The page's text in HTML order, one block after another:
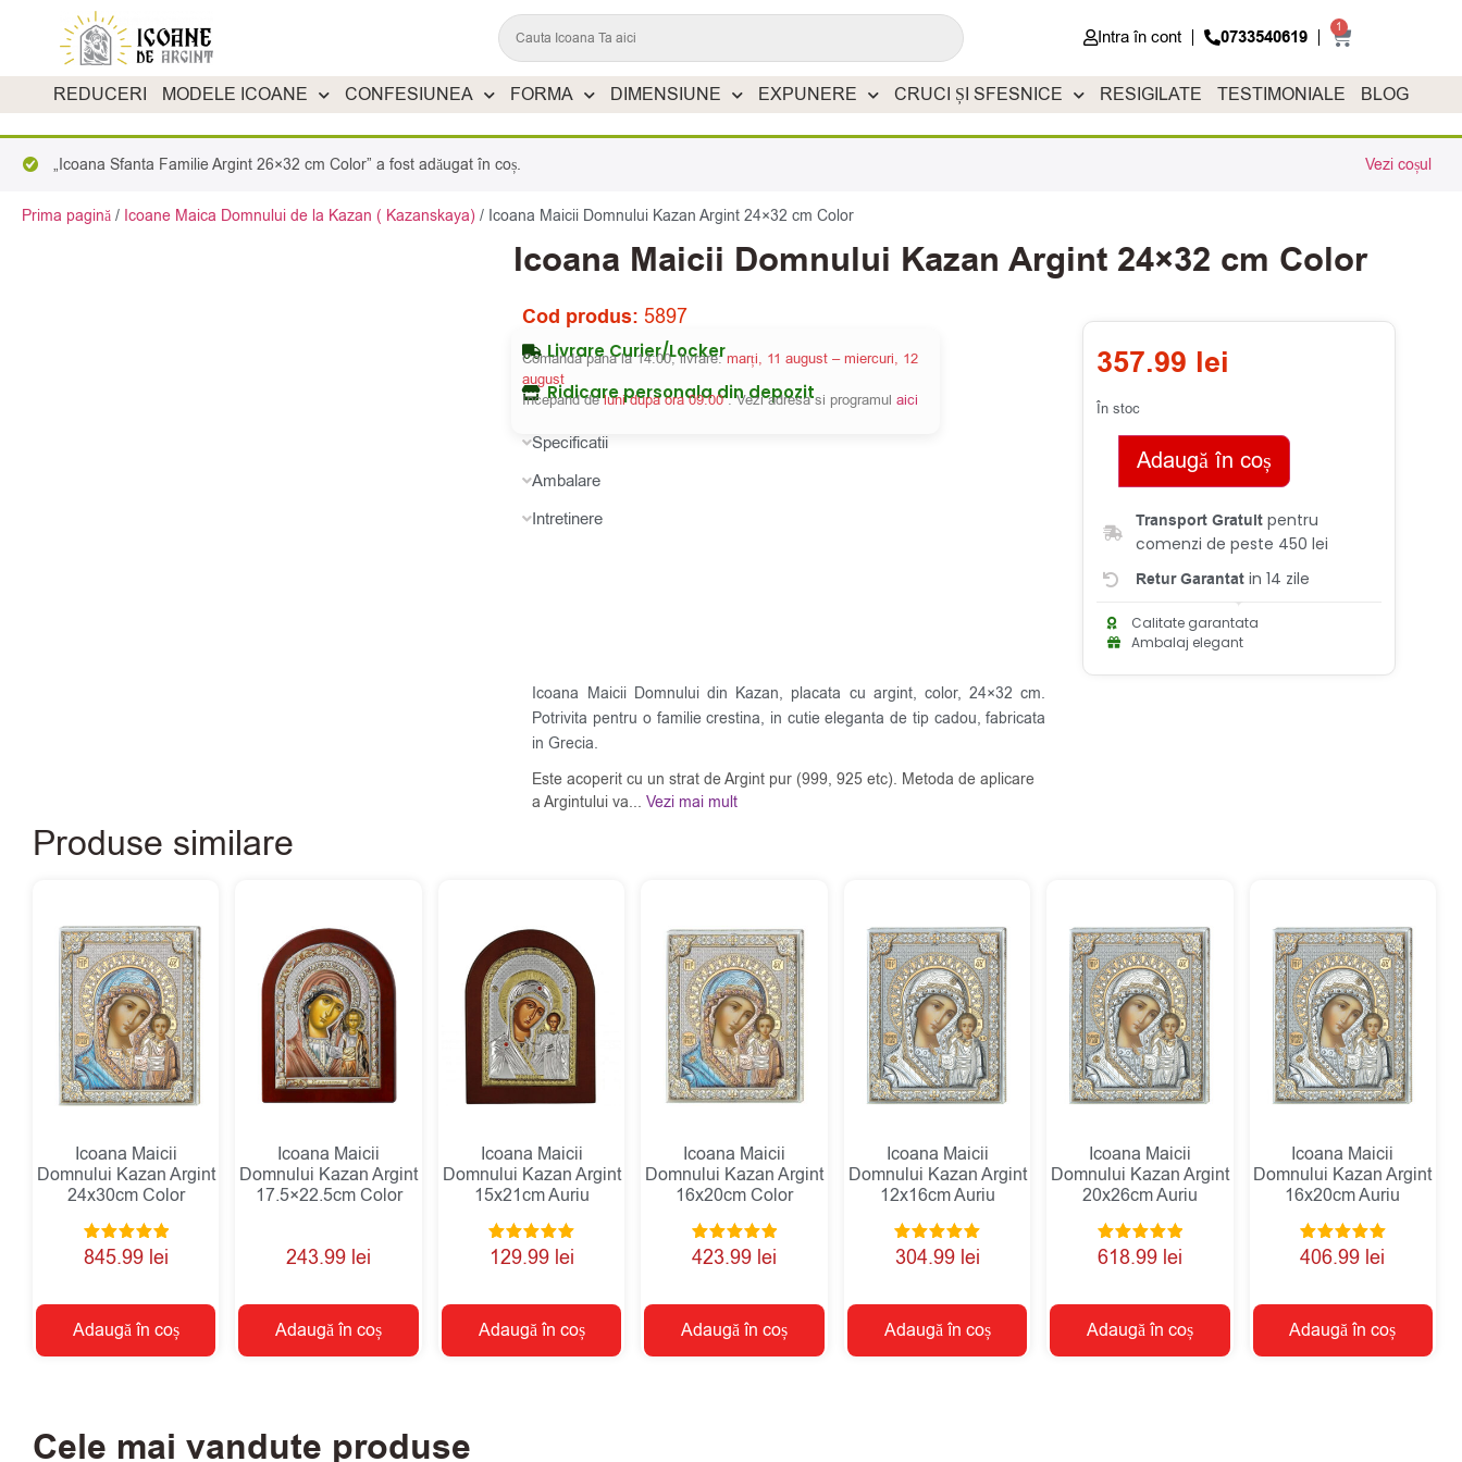
Intra în cont 0733540619 1
REDUCERI MODELE ICOANE CONFESIUNEA FORMA DIMENSIUNE EXPUNERE CRUCI ȘI SFESNICE RESIGILATE TESTIMONIALE BLOG
„Icoana Sfanta Familie Argint 26×32 cm Color” a fost adăugat în coș. Vezi coșul
Prima pagină / Icoane Maica Domnului de la Kazan ( Kazanskaya) / Icoana Maicii Domnului Kazan Argint 24×32 cm Color
Icoana Maicii Domnului Kazan Argint 24×32 cm Color
Cod produs:5897
Livrare Curier/Locker
Comanda pana la 14:00, livrare:marți, 11 august – miercuri, 12
august
Ridicare personala din depozit
Incepand deluni dupa ora 09:00. Vezi adresa si programulaici
Specificatii
Ambalare
Intretinere
357.99 lei
În stoc
Adaugă în coș
Transport Gratuit pentru
comenzi de peste 450 lei
Retur Garantat in 14 zile
Calitate garantata
Ambalaj elegant
Icoana Maicii Domnului din Kazan, placata cu argint, color, 24×32 cm.
Potrivita pentru o familie crestina, in cutie eleganta de tip cadou, fabricata
in Grecia.
Este acoperit cu un strat de Argint pur (999, 925 etc). Metoda de aplicare
a Argintului va...Vezi mai mult
Produse similare
Icoana Maicii
Domnului Kazan Argint
24x30cm Color
Evaluat la
5.00
845.99 lei
Adaugă în coș
Icoana Maicii
Domnului Kazan Argint
17.5×22.5cm Color
243.99 lei
Adaugă în coș
Icoana Maicii
Domnului Kazan Argint
15x21cm Auriu
Evaluat la
5.00
129.99 lei
Adaugă în coș
Icoana Maicii
Domnului Kazan Argint
16x20cm Color
Evaluat la
5.00
423.99 lei
Adaugă în coș
Icoana Maicii
Domnului Kazan Argint
12x16cm Auriu
Evaluat la
5.00
304.99 lei
Adaugă în coș
Icoana Maicii
Domnului Kazan Argint
20x26cm Auriu
Evaluat la
5.00
618.99 lei
Adaugă în coș
Icoana Maicii
Domnului Kazan Argint
16x20cm Auriu
Evaluat la
5.00
406.99 lei
Adaugă în coș
Cele mai vandute produse